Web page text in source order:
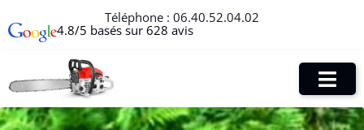
Téléphone : 06.40.52.04.02
4.8/5 basés sur 628 avis